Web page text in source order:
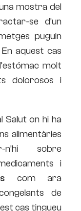
mostra del
se d’un
puguin
aquest cas
molt
dolorosos i
Salut on hi ha
alimentàries
sobre
i
com ara
de
cas tingueu